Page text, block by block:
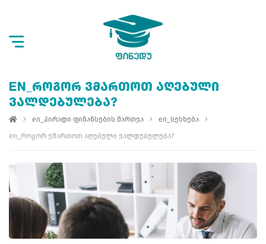
EN_ᲠᲝᲒᲝᲠ ᲕᲛᲐᲠᲗᲝᲗ ᲐᲦᲔᲑᲣᲚᲘ
ᲕᲐᲚᲓᲔᲑᲣᲚᲔᲑᲐ?
en_პირადი ფინანსების მართვა
en_სესხება
en_როგორ ვმართოთ აღებული ვალდებულება?